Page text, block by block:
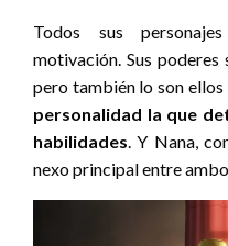
Todos sus
motivación. Sus poderes
pero también lo son ellos
personalidad la que
habilidades . Y Nana,
nexo principal entre